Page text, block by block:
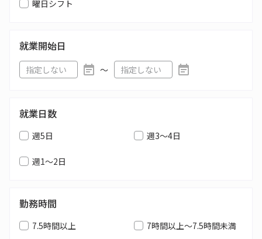
曜日シフト
就業開始日
〜
就業日数
週5日 週3～4日
週1～2日
勤務時間
7.5時間以上 7時間以上～7.5時間未満